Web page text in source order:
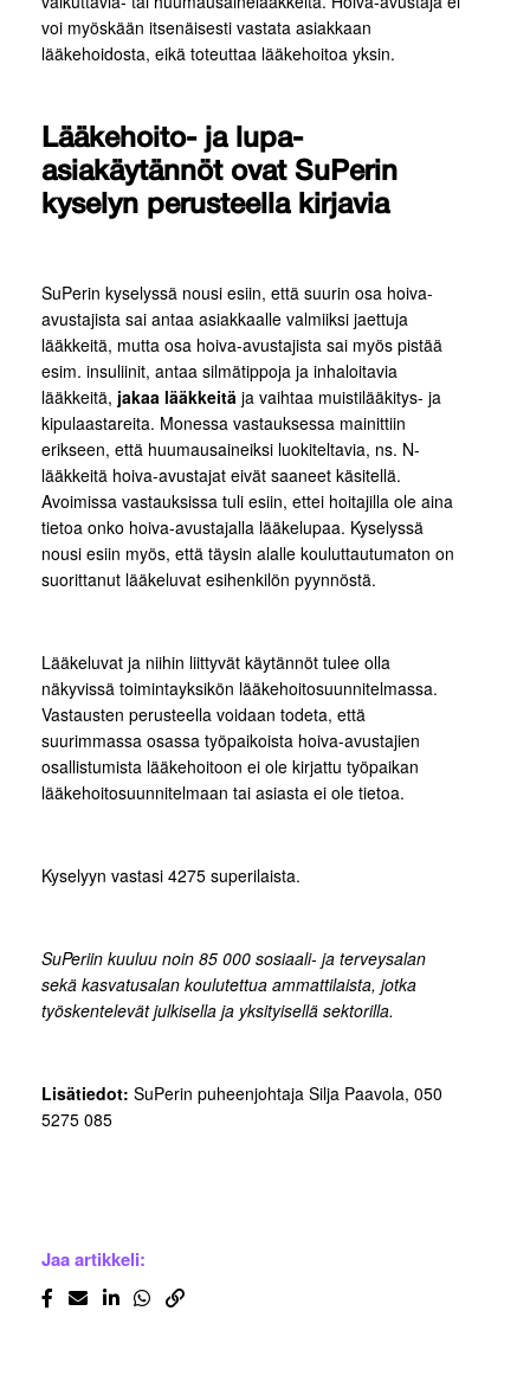
voi myöskään itsenäisesti vastata asiakkaan
lääkehoidosta, eikä toteuttaa lääkehoitoa yksin.
Lääkehoito- ja lupa-
asiakäytännöt ovat SuPerin
kyselyn perusteella kirjavia
SuPerin kyselyssä nousi esiin, että suurin osa hoiva-
avustajista sai antaa asiakkaalle valmiiksi jaettuja
lääkkeitä, mutta osa hoiva-avustajista sai myös pistää
esim. insuliinit, antaa silmätippoja ja inhaloitavia
lääkkeitä, jakaa lääkkeitä ja vaihtaa muistilääkitys- ja
kipulaastareita. Monessa vastauksessa mainittiin
erikseen, että huumausaineiksi luokiteltavia, ns. N-
lääkkeitä hoiva-avustajat eivät saaneet käsitellä.
Avoimissa vastauksissa tuli esiin, ettei hoitajilla ole aina
tietoa onko hoiva-avustajalla lääkelupaa. Kyselyssä
nousi esiin myös, että täysin alalle kouluttautumaton on
suorittanut lääkeluvat esihenkilön pyynnöstä.
Lääkeluvat ja niihin liittyvät käytännöt tulee olla
näkyvissä toimintayksikön lääkehoitosuunnitelmassa.
Vastausten perusteella voidaan todeta, että
suurimmassa osassa työpaikoista hoiva-avustajien
osallistumista lääkehoitoon ei ole kirjattu työpaikan
lääkehoitosuunnitelmaan tai asiasta ei ole tietoa.
Kyselyyn vastasi 4275 superilaista.
SuPeriin kuuluu noin 85 000 sosiaali- ja terveysalan
sekä kasvatusalan koulutettua ammattilaista, jotka
työskentelevät julkisella ja yksityisellä sektorilla.
Lisätiedot: SuPerin puheenjohtaja Silja Paavola, 050
5275 085
Jaa artikkeli: